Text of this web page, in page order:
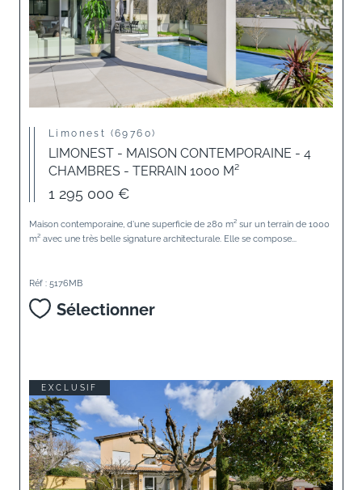
Limonest (69760)
LIMONEST - MAISON CONTEMPORAINE - 4
CHAMBRES - TERRAIN 1000 M²
1 295 000 €
Maison contemporaine, d'une superficie de 280 m² sur un terrain de 1000
m² avec une très belle signature architecturale. Elle se compose...
Réf : 5176MB
Sélectionner
EXCLUSIF